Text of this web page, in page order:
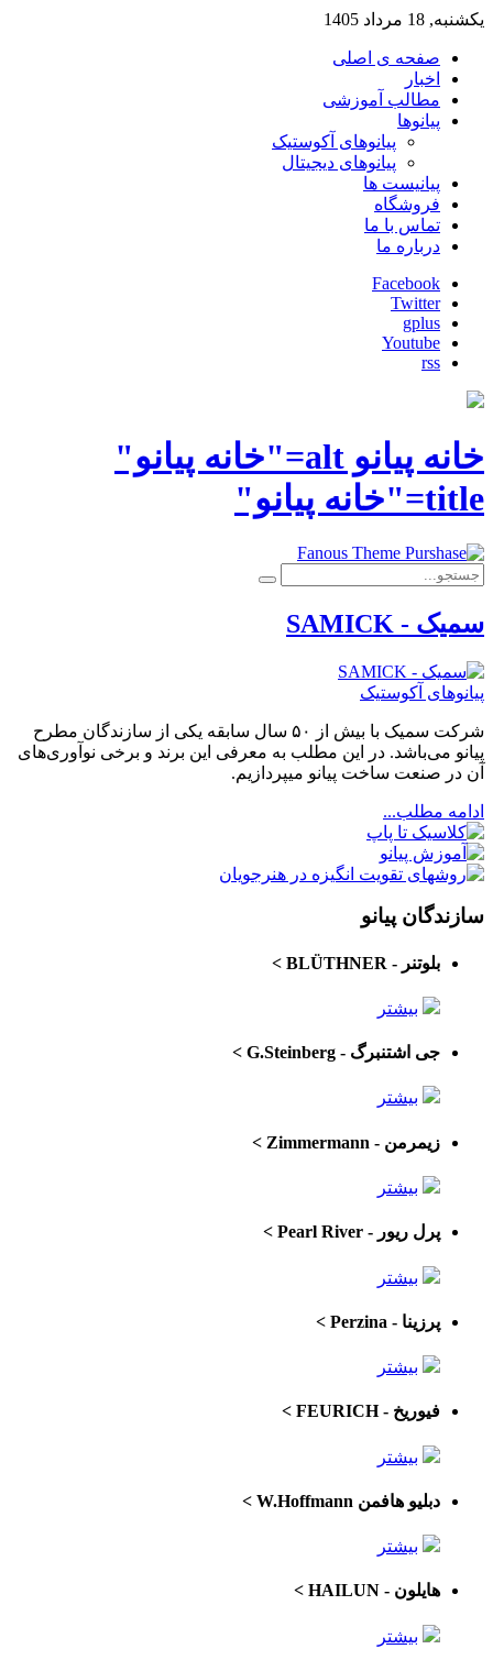
یکشنبه, 18 مرداد 1405
صفحه ی اصلی
اخبار
مطالب آموزشی
پیانوها
پیانوهای آکوستیک
پیانوهای دیجیتال
پیانیست ها
فروشگاه
تماس با ما
درباره ما
Facebook
Twitter
gplus
Youtube
rss
خانه پیانو alt="خانه پیانو"
title="خانه پیانو"
سمیک - SAMICK
پیانوهای آکوستیک
شرکت سمیک با بیش از ۵۰ سال سابقه یکی از سازندگان مطرح
پیانو می‌باشد. در این مطلب به معرفی این برند و برخی نوآوری‌های
آن در صنعت ساخت پیانو میپردازیم.
ادامه مطلب...
سازندگان پیانو
بلوتنر - BLÜTHNER >
بیشتر
جی اشتنبرگ - G.Steinberg >
بیشتر
زیمرمن - Zimmermann >
بیشتر
پرل ریور - Pearl River >
بیشتر
پرزینا - Perzina >
بیشتر
فیوریخ - FEURICH >
بیشتر
دبلیو هافمن W.Hoffmann >
بیشتر
هایلون - HAILUN >
بیشتر